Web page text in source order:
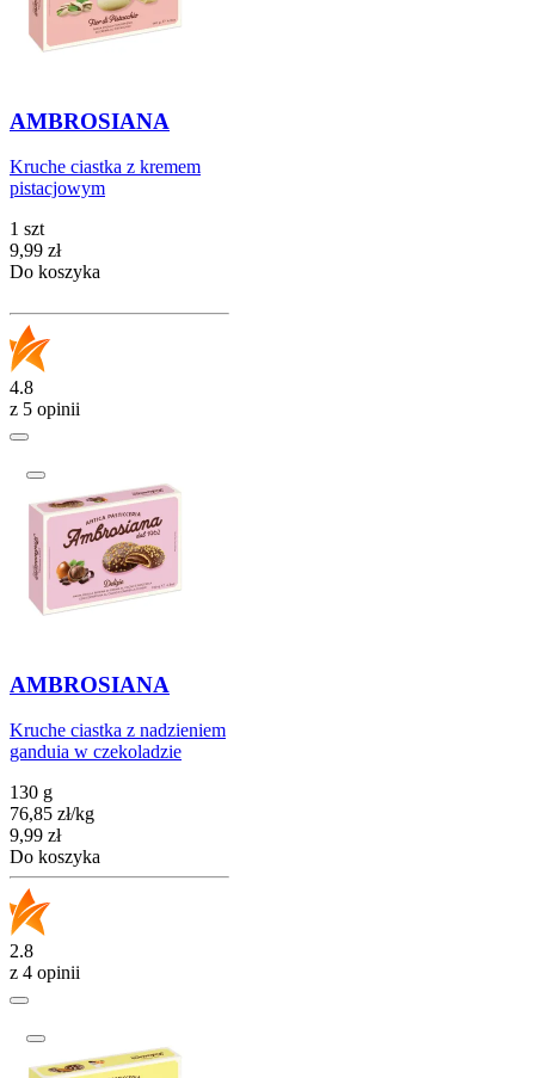
AMBROSIANA
Kruche ciastka z kremem
pistacjowym
1 szt
Cena
9,99 zł
Do koszyka
4.8
z 5 opinii
AMBROSIANA
Kruche ciastka z nadzieniem
ganduia w czekoladzie
130 g
76,85 zł/kg
Cena
9,99 zł
Do koszyka
2.8
z 4 opinii